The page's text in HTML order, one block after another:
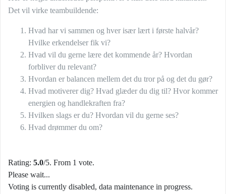
Det vil virke teambuildende:
Hvad har vi sammen og hver især lært i første halvår?
Hvilke erkendelser fik vi?
Hvad vil du gerne lære det kommende år? Hvordan
forbliver du relevant?
Hvordan er balancen mellem det du tror på og det du gør?
Hvad motiverer dig? Hvad glæder du dig til? Hvor kommer
energien og handlekraften fra?
Hvilken slags er du? Hvordan vil du gerne ses?
Hvad drømmer du om?
Rating: 5.0/5. From 1 vote.
Please wait...
Voting is currently disabled, data maintenance in progress.